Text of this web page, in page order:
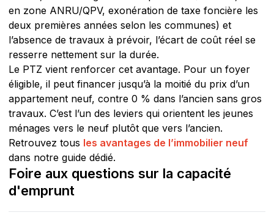
en zone ANRU/QPV, exonération de taxe foncière les
deux premières années selon les communes) et
l’absence de travaux à prévoir, l’écart de coût réel se
resserre nettement sur la durée.
Le PTZ vient renforcer cet avantage. Pour un foyer
éligible, il peut financer jusqu’à la moitié du prix d’un
appartement neuf, contre 0 % dans l’ancien sans gros
travaux. C’est l’un des leviers qui orientent les jeunes
ménages vers le neuf plutôt que vers l’ancien.
Retrouvez tous les avantages de l’immobilier neuf
dans notre guide dédié.
Foire aux questions sur la capacité
d'emprunt